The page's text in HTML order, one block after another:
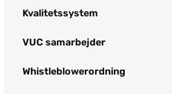
Kvalitetssystem
VUC samarbejder
Whistleblowerordning